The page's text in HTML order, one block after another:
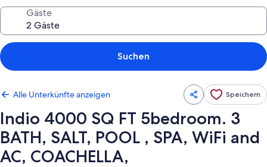
Gäste
Suchen
Alle Unterkünfte anzeigen Speichern
Indio 4000 SQ FT 5bedroom. 3
BATH, SALT, POOL , SPA, WiFi and
AC, COACHELLA,